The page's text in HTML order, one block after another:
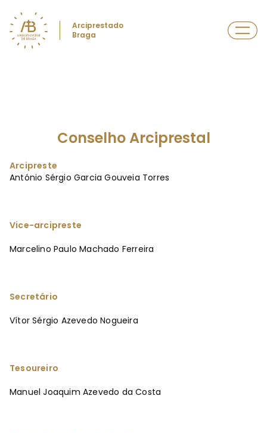
Arciprestado
Braga
Conselho Arciprestal
Arcipreste
António Sérgio Garcia Gouveia Torres
Vice-arcipreste
Marcelino Paulo Machado Ferreira
Secretário
Vítor Sérgio Azevedo Nogueira
Tesoureiro
Manuel Joaquim Azevedo da Costa